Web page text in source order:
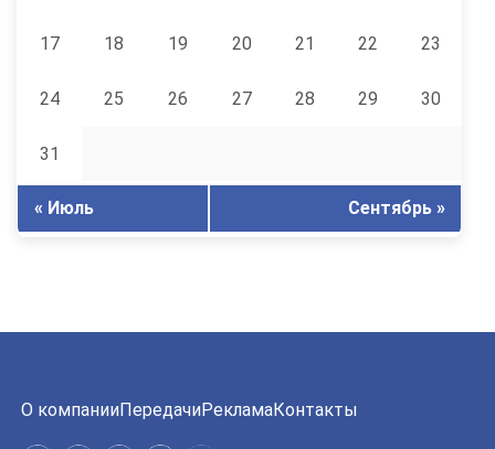
17 18 19 20 21 22 23
24 25 26 27 28 29 30
31
« Июль Сентябрь »
О компанииПередачиРекламаКонтакты